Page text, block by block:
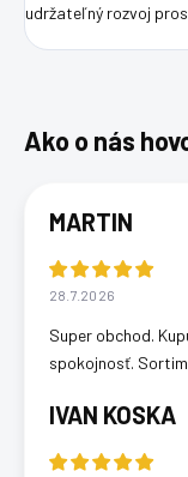
udržateľný rozvoj
MARTIN
28.7.2026
Super obchod.
spokojnosť.
IVAN KOSKA